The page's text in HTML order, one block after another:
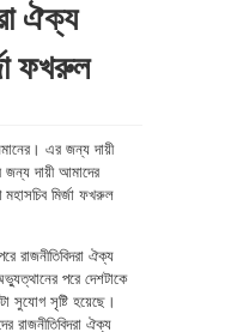
ঐক্য
ফখরুল
এর জন্য দায়ী
জন্য দায়ী আমাদের
মির্জা ফখরুল
রাজনীতিবিদরা ঐক্য
পরে দেশটাকে
সুযোগ সৃষ্টি হয়েছে।
রাজনীতিবিদরা ঐক্য